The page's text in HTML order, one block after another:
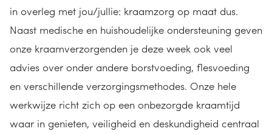
in overleg met jou/jullie: kraamzorg op maat dus.
Naast medische en huishoudelijke ondersteuning geven
onze kraamverzorgenden je deze week ook veel
advies over onder andere borstvoeding, flesvoeding
en verschillende verzorgingsmethodes. Onze hele
werkwijze richt zich op een onbezorgde kraamtijd
waar in genieten, veiligheid en deskundigheid centraal